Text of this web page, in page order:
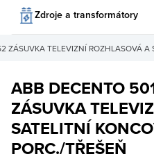
Zdroje a transformátory
ZÁSUVKA TELEVIZNÍ ROZHLASOVÁ A
ABB DECENTO
ZÁSUVKA
SATELITNÍ
PORC./TŘEŠEŇ